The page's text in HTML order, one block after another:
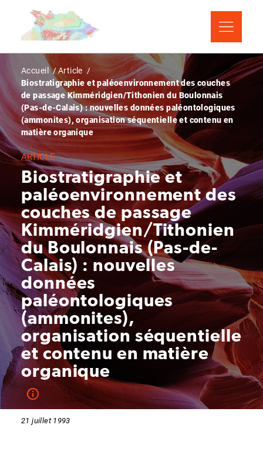
contenu
Fil
d'Ariane
Accueil
Article
Biostratigraphie et paléoenvironnement des couches
de passage Kimméridgien/Tithonien du Boulonnais
(Pas-de-Calais) : nouvelles données paléontologiques
(ammonites), organisation séquentielle et contenu en
matière organique
ARTICLE
Biostratigraphie et
paléoenvironnement des
couches de passage
Kimméridgien/Tithonien
du Boulonnais (Pas-de-
Calais) : nouvelles
données
paléontologiques
(ammonites),
organisation séquentielle
et contenu en matière
organique
21 juillet 1993